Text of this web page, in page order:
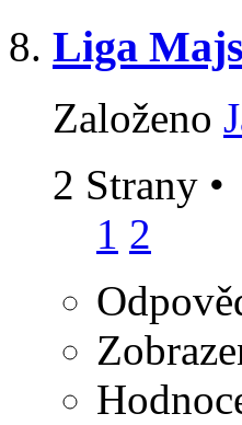
Liga
Založeno
2 Strany •
1 2